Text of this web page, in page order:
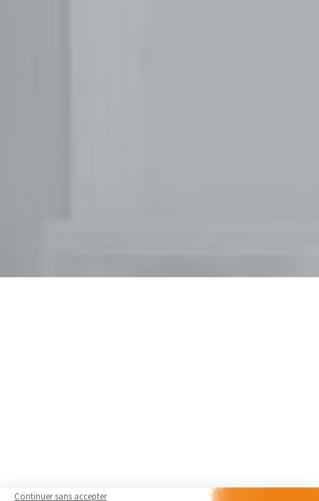
Continuer sans accepter